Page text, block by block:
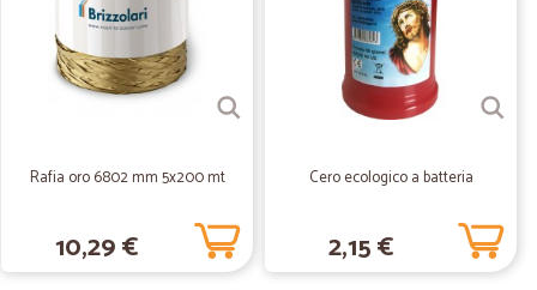
e la consegna avviene sempre nei giorni
periodo del lockdown Cicalia è stata fondamentale e,
la situazione di emergenza in modo impeccabile.
Rafia oro 6802 mm 5x200 mt
10,29 €
Cero ecologico a batteria
2,15 €